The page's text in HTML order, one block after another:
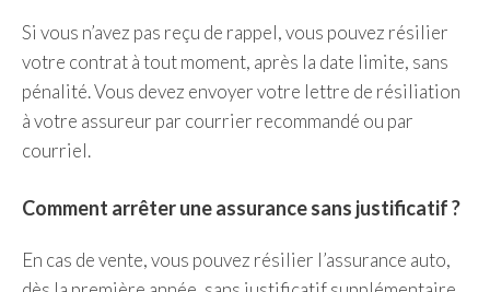
Si vous n’avez pas reçu de rappel, vous pouvez résilier
votre contrat à tout moment, après la date limite, sans
pénalité. Vous devez envoyer votre lettre de résiliation
à votre assureur par courrier recommandé ou par
courriel.
Comment arrêter une assurance sans justificatif ?
En cas de vente, vous pouvez résilier l’assurance auto,